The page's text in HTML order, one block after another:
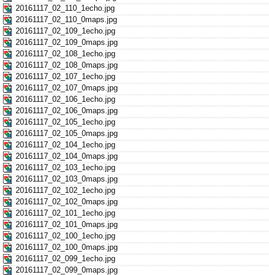
20161117_02_110_1echo.jpg
20161117_02_110_0maps.jpg
20161117_02_109_1echo.jpg
20161117_02_109_0maps.jpg
20161117_02_108_1echo.jpg
20161117_02_108_0maps.jpg
20161117_02_107_1echo.jpg
20161117_02_107_0maps.jpg
20161117_02_106_1echo.jpg
20161117_02_106_0maps.jpg
20161117_02_105_1echo.jpg
20161117_02_105_0maps.jpg
20161117_02_104_1echo.jpg
20161117_02_104_0maps.jpg
20161117_02_103_1echo.jpg
20161117_02_103_0maps.jpg
20161117_02_102_1echo.jpg
20161117_02_102_0maps.jpg
20161117_02_101_1echo.jpg
20161117_02_101_0maps.jpg
20161117_02_100_1echo.jpg
20161117_02_100_0maps.jpg
20161117_02_099_1echo.jpg
20161117_02_099_0maps.jpg